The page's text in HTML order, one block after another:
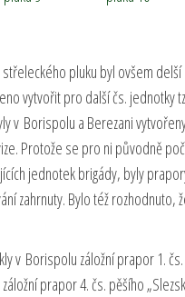
pluku byl ovšem
vytvořit pro další čs. jednotky
v Borispolu a Berezani
Protože se pro ni původně
jednotek brigády, byly
zahrnuty. Bylo též
v Borispolu záložní prapor 1.
prapor 4. čs. pěšího